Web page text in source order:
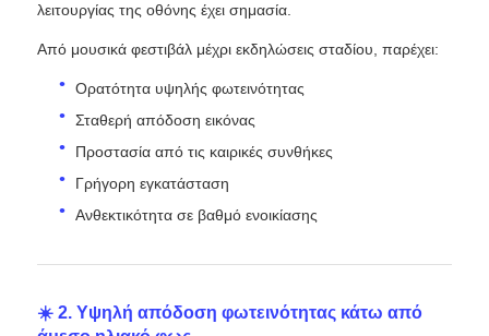
λειτουργίας της οθόνης έχει σημασία.
Από μουσικά φεστιβάλ μέχρι εκδηλώσεις σταδίου, παρέχει:
Ορατότητα υψηλής φωτεινότητας
Σταθερή απόδοση εικόνας
Προστασία από τις καιρικές συνθήκες
Γρήγορη εγκατάσταση
Ανθεκτικότητα σε βαθμό ενοικίασης
☀️ 2. Υψηλή απόδοση φωτεινότητας κάτω από